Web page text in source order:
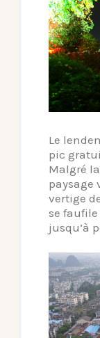
Le
pic
Malgré
paysage
vertige
se
jusqu’à